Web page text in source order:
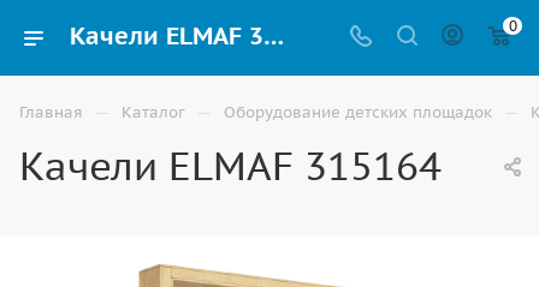
Качели ELMAF 315164 купить для детей уличные по доступной цене в Волгограде 0
Главная — Каталог — Оборудование детских площадок —
Качели ELMAF 315164